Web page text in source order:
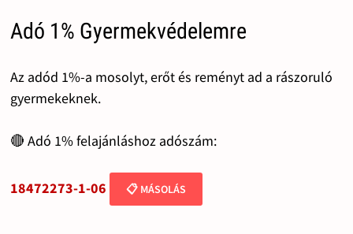
Adó 1% Gyermekvédelemre
Az adód 1%-a mosolyt, erőt és reményt ad a rászoruló
gyermekeknek.
🔴 Adó 1% felajánláshoz adószám:
18472273-1-06 📋 MÁSOLÁS